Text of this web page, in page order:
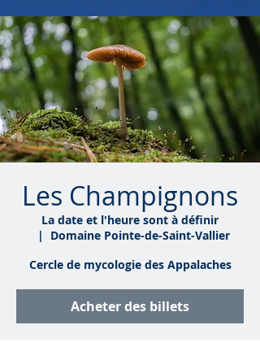
Les Champignons
La date et l'heure sont à définir
  |
Domaine Pointe-de-Saint-Vallier
Cercle de mycologie des Appalaches
Acheter des billets